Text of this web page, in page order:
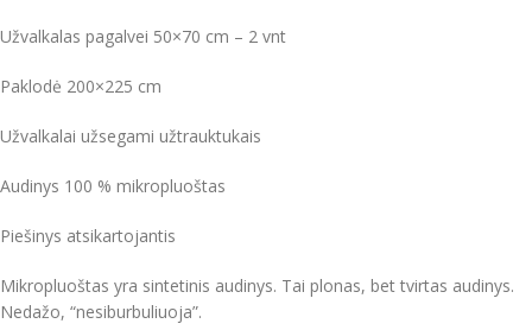
Užvalkalas pagalvei 50×70 cm – 2 vnt
Paklodė 200×225 cm
Užvalkalai užsegami užtrauktukais
Audinys 100 % mikropluoštas
Piešinys atsikartojantis
Mikropluoštas yra sintetinis audinys. Tai plonas, bet tvirtas audinys.
Nedažo, “nesiburbuliuoja”.